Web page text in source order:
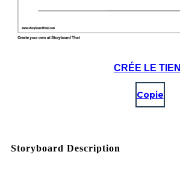
CRÉE LE TIEN
Copie
Storyboard Description